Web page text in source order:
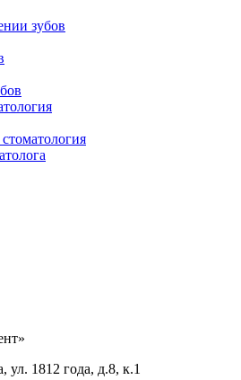
зубов
ул. 1812 года, д.8, к.1